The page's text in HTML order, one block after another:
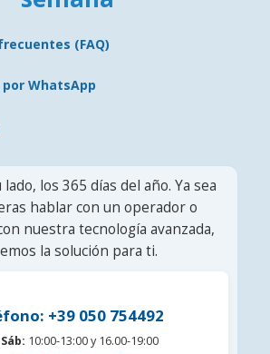
(FAQ)
WhatsApp
los 365 días del año. Ya sea
hablar con un operador o
nuestra tecnología avanzada,
la solución para ti.
+39 050 754492
10:00-13:00 y 16.00-19:00